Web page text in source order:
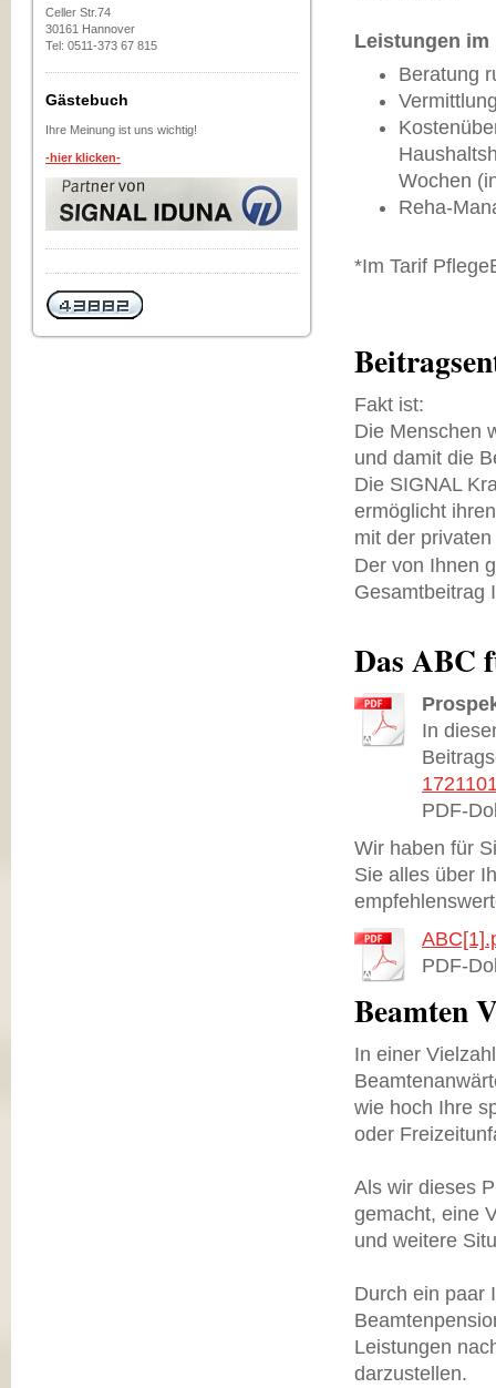
Celler Str.74
30161 Hannover
Tel: 0511-373 67 815
Gästebuch
Ihre Meinung ist uns wichtig!
-hier klicken-
Leistungen im
Beratung
Wochen
Reha-
*Im Tarif
Fakt ist:
Die Menschen
und damit die
Die SIGNAL
ermöglicht
mit der
Der von Ihnen
Gesamtbeitrag
Das ABC
In
PDF-
Wir haben für
Sie alles über
PDF-
Beamten
In einer
wie hoch Ihre
oder
Als wir dieses
gemacht, eine
und weitere
Durch ein paar
Leistungen
darzustellen.